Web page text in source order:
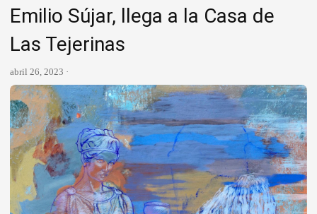
Emilio Sújar, llega a la Casa de
Las Tejerinas
abril 26, 2023 ·